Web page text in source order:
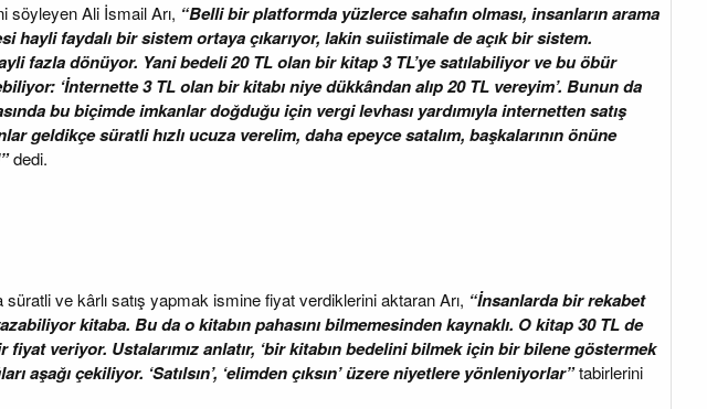
söyleyen Ali İsmail Arı, “Belli bir platformda yüzlerce sahafın olması, insanların arama
faydalı bir sistem ortaya çıkarıyor, lakin suiistimale de açık bir sistem.
fazla dönüyor. Yani bedeli 20 TL olan bir kitap 3 TL’ye satılabiliyor ve bu öbür
‘İnternette 3 TL olan bir kitabı niye dükkândan alıp 20 TL vereyim’. Bunun da
bu biçimde imkanlar doğduğu için vergi levhası yardımıyla internetten satış
geldikçe süratli hızlı ucuza verelim, daha epeyce satalım, başkalarının önüne
dedi.
ve kârlı satış yapmak ismine fiyat verdiklerini aktaran Arı, “İnsanlarda bir rekabet
kitaba. Bu da o kitabın pahasını bilmemesinden kaynaklı. O kitap 30 TL de
veriyor. Ustalarımız anlatır, ‘bir kitabın bedelini bilmek için bir bilene göstermek
aşağı çekiliyor. ‘Satılsın’, ‘elimden çıksın’ üzere niyetlere yönleniyorlar”tabirlerini